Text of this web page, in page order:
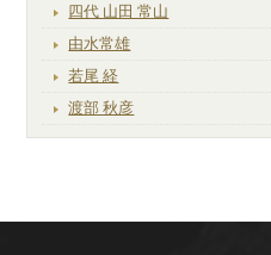
四代 山田 常山
由水常雄
若尾 経
渡部 秋彦